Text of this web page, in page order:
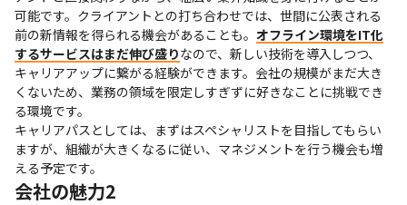
可能です。クライアントとの打ち合わせでは、世間に公表される
前の新情報を得られる機会があることも。 オフライン環境をIT化
するサービスはまだ伸び盛りなので、新しい技術を導入しつつ、
キャリアアップに繋がる経験ができます。会社の規模がまだ大き
くないため、業務の領域を限定しすぎずに好きなことに挑戦でき
る環境です。
キャリアパスとしては、まずはスペシャリストを目指してもらい
ますが、組織が大きくなるに従い、マネジメントを行う機会も増
える予定です。
会社の魅力2